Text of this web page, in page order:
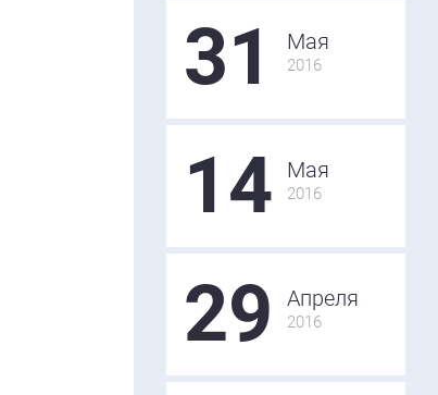
31 Мая
2016
14 Мая
2016
29 Апреля
2016